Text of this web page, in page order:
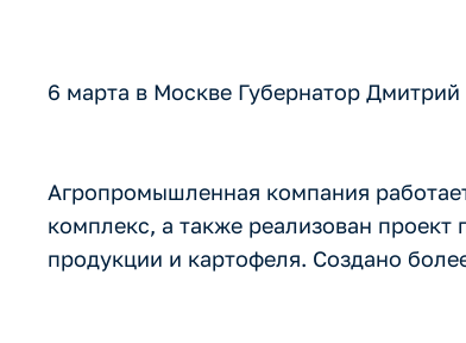
6 марта в Москве Губернатор
Агропромышленная компания
комплекс, а также реализован
продукции и картофеля. Создано